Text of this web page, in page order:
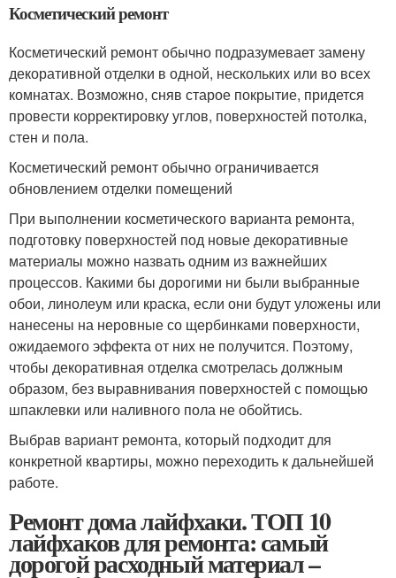
Косметический ремонт
Косметический ремонт обычно подразумевает замену
декоративной отделки в одной, нескольких или во всех
комнатах. Возможно, сняв старое покрытие, придется
провести корректировку углов, поверхностей потолка,
стен и пола.
Косметический ремонт обычно ограничивается
обновлением отделки помещений
При выполнении косметического варианта ремонта,
подготовку поверхностей под новые декоративные
материалы можно назвать одним из важнейших
процессов. Какими бы дорогими ни были выбранные
обои, линолеум или краска, если они будут уложены или
нанесены на неровные со щербинками поверхности,
ожидаемого эффекта от них не получится. Поэтому,
чтобы декоративная отделка смотрелась должным
образом, без выравнивания поверхностей с помощью
шпаклевки или наливного пола не обойтись.
Выбрав вариант ремонта, который подходит для
конкретной квартиры, можно переходить к дальнейшей
работе.
Ремонт дома лайфхаки. ТОП 10
лайфхаков для ремонта: самый
дорогой расходный материал –